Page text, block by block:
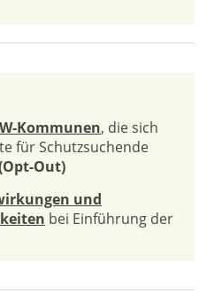
Kommunen, die sich
für Schutzsuchende
Out)
und
bei Einführung der